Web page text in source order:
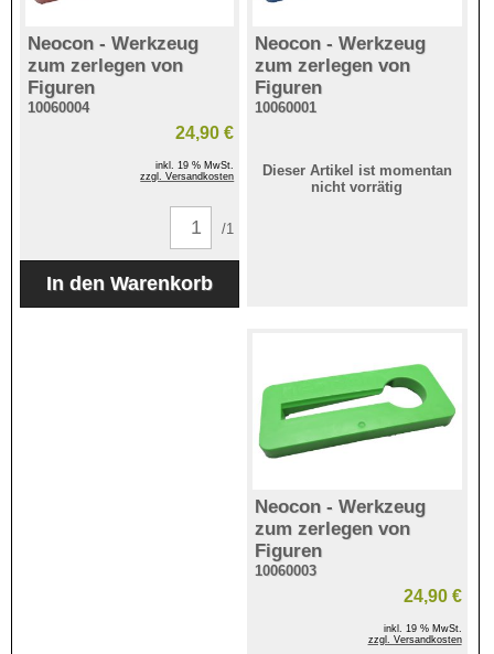
Neocon - Werkzeug
zum zerlegen von
Figuren
10060004
24,90 €
inkl. 19 % MwSt.
zzgl. Versandkosten
/1
Neocon - Werkzeug
zum zerlegen von
Figuren
10060001
Dieser Artikel ist momentan
nicht vorrätig
Neocon - Werkzeug
zum zerlegen von
Figuren
10060003
24,90 €
inkl. 19 % MwSt.
zzgl. Versandkosten